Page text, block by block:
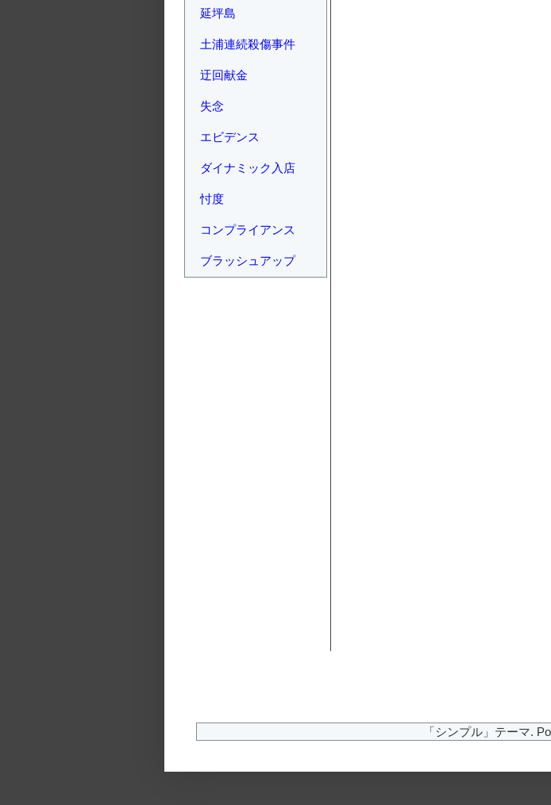
延坪島
土浦連続殺傷事件
迂回献金
失念
エビデンス
ダイナミック入店
忖度
コンプライアンス
ブラッシュアップ
「シンプル」テーマ.